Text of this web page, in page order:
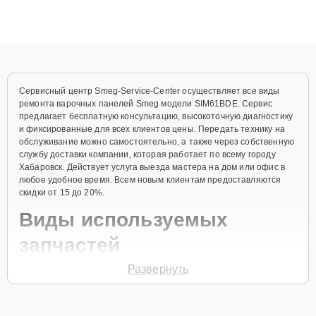
Сервисный центр Smeg-Service-Center осуществляет все виды
ремонта варочных панелей Smeg модели SIM61BDE. Сервис
предлагает бесплатную консультацию, высокоточную диагностику
и фиксированные для всех клиентов цены. Передать технику на
обслуживание можно самостоятельно, а также через собственную
службу доставки компании, которая работает по всему городу
Хабаровск. Действует услуга выезда мастера на дом или офис в
любое удобное время. Всем новым клиентам предоставляются
скидки от 15 до 20%.
Виды используемых
запчастей
Для ремонта варочной панели модели SIM61BDE предлагаются
Развернуть